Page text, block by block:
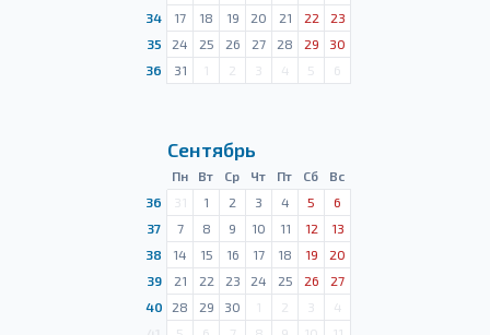
34
17 18 19 20 21 22
23
35
24 25 26 27 28 29
30
36
31 1 2 3 4 5 6
Сентябрь
Пн Вт Ср Чт Пт Сб
Вс
36
31 1 2 3 4 5
6
37
7 8 9 10 11 12
13
38
14 15 16 17 18 19
20
39
21 22 23 24 25 26
27
40
28 29 30 1 2 3
4